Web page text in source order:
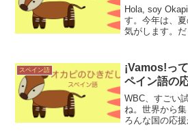
Hola, soy
す。今年は、
気がします。
の？」と思っ
ます。春...
スペイン語
¡Vamos!っ
ペイン語の
WBC、すごい
ね。世界から
ろんな国の応援